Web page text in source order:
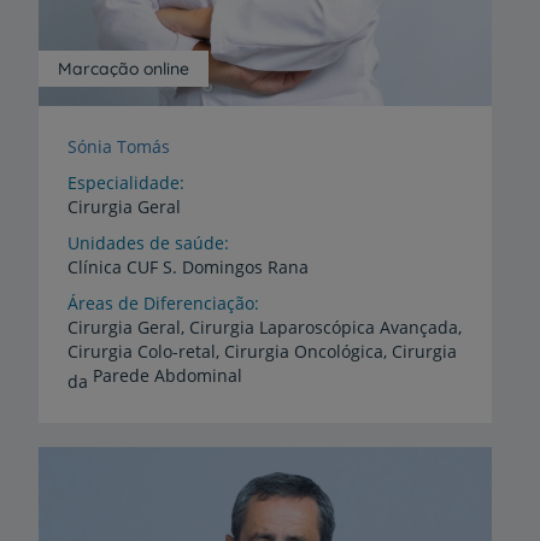
Marcação online
Sónia Tomás
Especialidade
Cirurgia Geral
Unidades de saúde
Clínica CUF S. Domingos Rana
Áreas de Diferenciação
Cirurgia Geral, Cirurgia Laparoscópica Avançada,
Cirurgia Colo-retal, Cirurgia Oncológica, Cirurgia
da Parede Abdominal